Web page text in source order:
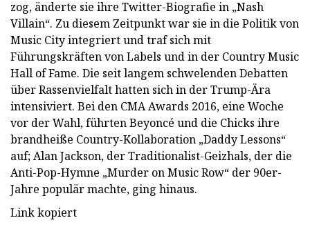
zog, änderte sie ihre Twitter-Biografie in „Nash
Villain“. Zu diesem Zeitpunkt war sie in die Politik von
Music City integriert und traf sich mit
Führungskräften von Labels und in der Country Music
Hall of Fame. Die seit langem schwelenden Debatten
über Rassenvielfalt hatten sich in der Trump-Ära
intensiviert. Bei den CMA Awards 2016, eine Woche
vor der Wahl, führten Beyoncé und die Chicks ihre
brandheiße Country-Kollaboration „Daddy Lessons“
auf; Alan Jackson, der Traditionalist-Geizhals, der die
Anti-Pop-Hymne „Murder on Music Row“ der 90er-
Jahre populär machte, ging hinaus.
Link kopiert